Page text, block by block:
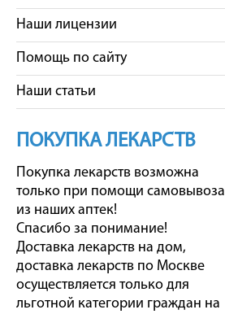
Наши лицензии
Помощь по сайту
Наши статьи
ПОКУПКА ЛЕКАРСТВ
Покупка лекарств возможна
только при помощи самовывоза
из наших аптек!
Спасибо за понимание!
Доставка лекарств на дом,
доставка лекарств по Москве
осуществляется только для
льготной категории граждан на